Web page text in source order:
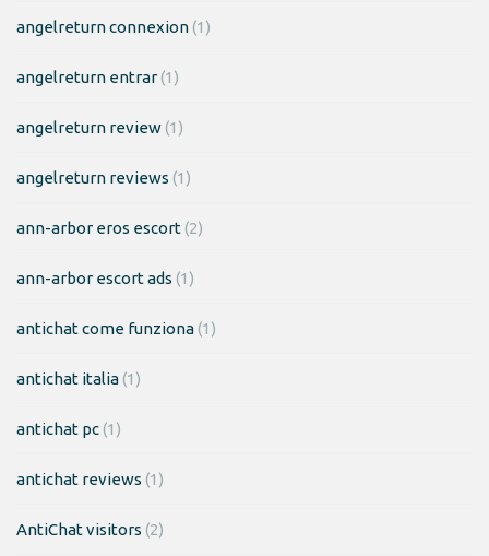
angelreturn connexion(1)
angelreturn entrar(1)
angelreturn review(1)
angelreturn reviews (1)
ann-arbor eros escort(2)
ann-arbor escort ads (1)
antichat come funziona(1)
antichat italia(1)
antichat pc(1)
antichat reviews (1)
AntiChat visitors (2)